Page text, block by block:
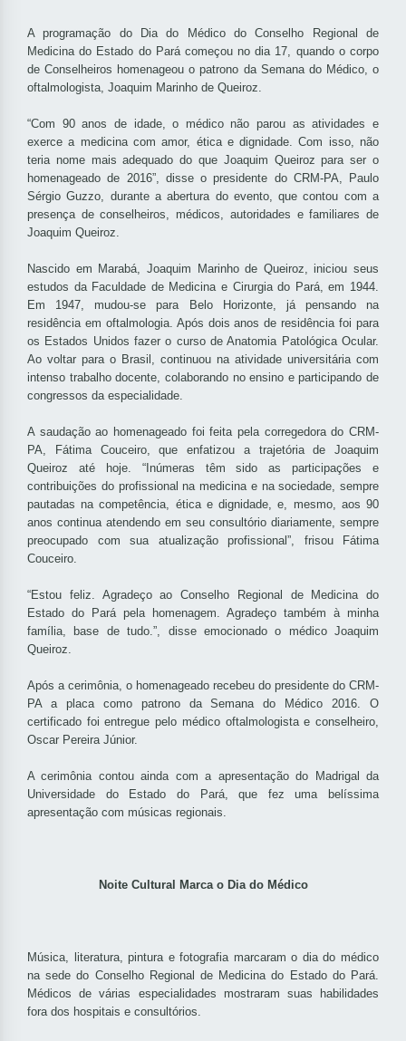
A programação do Dia do Médico do Conselho Regional de
Medicina do Estado do Pará começou no dia 17, quando o corpo
de Conselheiros homenageou o patrono da Semana do Médico, o
oftalmologista, Joaquim Marinho de Queiroz.
“Com 90 anos de idade, o médico não parou as atividades e
exerce a medicina com amor, ética e dignidade. Com isso, não
teria nome mais adequado do que Joaquim Queiroz para ser o
homenageado de 2016”, disse o presidente do CRM-PA, Paulo
Sérgio Guzzo, durante a abertura do evento, que contou com a
presença de conselheiros, médicos, autoridades e familiares de
Joaquim Queiroz.
Nascido em Marabá, Joaquim Marinho de Queiroz, iniciou seus
estudos da Faculdade de Medicina e Cirurgia do Pará, em 1944.
Em 1947, mudou-se para Belo Horizonte, já pensando na
residência em oftalmologia. Após dois anos de residência foi para
os Estados Unidos fazer o curso de Anatomia Patológica Ocular.
Ao voltar para o Brasil, continuou na atividade universitária com
intenso trabalho docente, colaborando no ensino e participando de
congressos da especialidade.
A saudação ao homenageado foi feita pela corregedora do CRM-
PA, Fátima Couceiro, que enfatizou a trajetória de Joaquim
Queiroz até hoje. “Inúmeras têm sido as participações e
contribuições do profissional na medicina e na sociedade, sempre
pautadas na competência, ética e dignidade, e, mesmo, aos 90
anos continua atendendo em seu consultório diariamente, sempre
preocupado com sua atualização profissional”, frisou Fátima
Couceiro.
“Estou feliz. Agradeço ao Conselho Regional de Medicina do
Estado do Pará pela homenagem. Agradeço também à minha
família, base de tudo.”, disse emocionado o médico Joaquim
Queiroz.
Após a cerimônia, o homenageado recebeu do presidente do CRM-
PA a placa como patrono da Semana do Médico 2016. O
certificado foi entregue pelo médico oftalmologista e conselheiro,
Oscar Pereira Júnior.
A cerimônia contou ainda com a apresentação do Madrigal da
Universidade do Estado do Pará, que fez uma belíssima
apresentação com músicas regionais.
Noite Cultural Marca o Dia do Médico
Música, literatura, pintura e fotografia marcaram o dia do médico
na sede do Conselho Regional de Medicina do Estado do Pará.
Médicos de várias especialidades mostraram suas habilidades
fora dos hospitais e consultórios.